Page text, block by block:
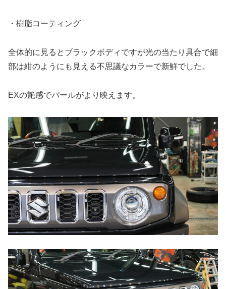
・樹脂コーティング
全体的に見るとブラックボディですが光の当たり具合で細
部は紺のようにも見える不思議なカラーで新鮮でした。
EXの艶感でパールがより映えます。